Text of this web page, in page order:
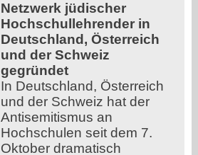
Netzwerk jüdischer
Hochschullehrender in
Deutschland, Österreich
und der Schweiz
gegründet
In Deutschland, Österreich
und der Schweiz hat der
Antisemitismus an
Hochschulen seit dem 7.
Oktober dramatisch